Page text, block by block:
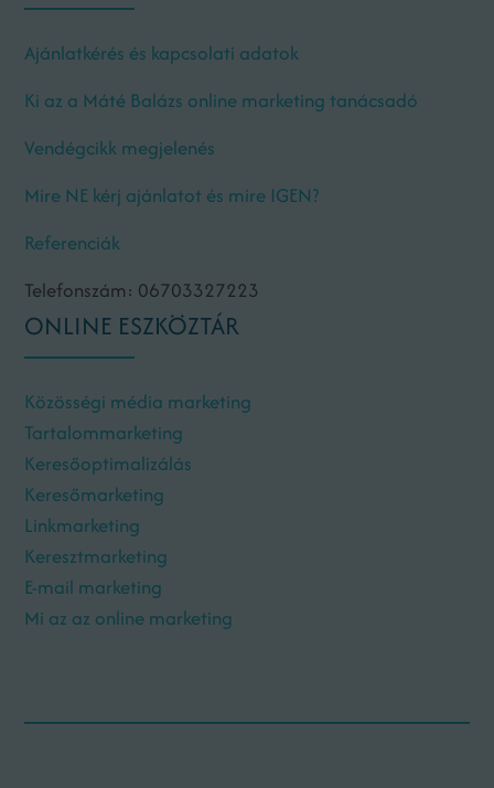
Ajánlatkérés és kapcsolati adatok
Ki az a Máté Balázs online marketing tanácsadó
Vendégcikk megjelenés
Mire NE kérj ajánlatot és mire IGEN?
Referenciák
Telefonszám: 06703327223
ONLINE ESZKÖZTÁR
Közösségi média marketing
Tartalommarketing
Keresőoptimalizálás
Keresőmarketing
Linkmarketing
Keresztmarketing
E-mail marketing
Mi az az online marketing